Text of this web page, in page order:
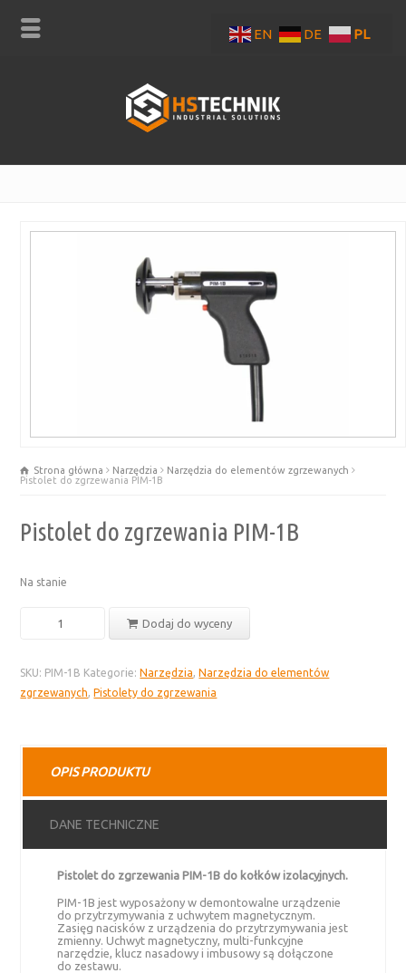
Strona główna Narzędzia
Narzędzia do elementów zgrzewanych
Pistolet do zgrzewania PIM-1B
Pistolet do zgrzewania PIM-1B
Na stanie
zgrzewania
PIM-
Dodaj do wyceny
SKU: PIM-1B Kategorie:Narzędzia,Narzędzia do elementów
zgrzewanych,Pistolety do zgrzewania
OPIS PRODUKTU
DANE TECHNICZNE
Pistolet do zgrzewania PIM-1B do kołków izolacyjnych.
PIM-1B jest wyposażony w demontowalne urządzenie
do przytrzymywania z uchwytem magnetycznym.
Zasięg nacisków z urządzenia do przytrzymywania jest
zmienny. Uchwyt magnetyczny, multi-funkcyjne
narzędzie, klucz nasadowy i imbusowy są dołączone
do zestawu.
EN DE PL